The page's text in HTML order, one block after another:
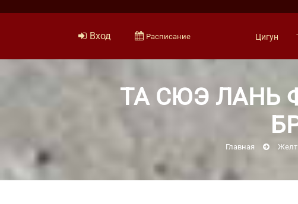
Вход Расписание Цигун
ТА СЮЭ ЛАНЬ
Главная